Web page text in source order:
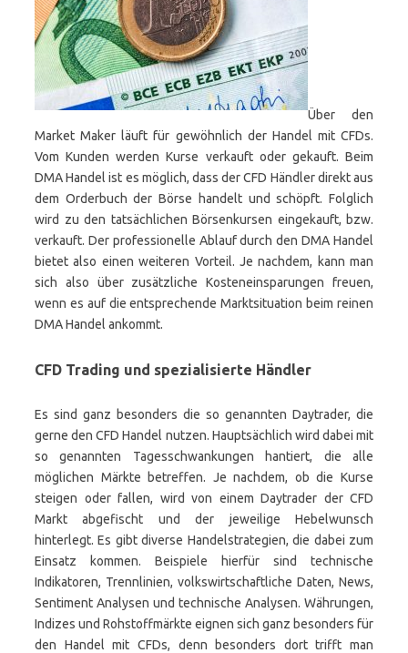
Über den
Market Maker läuft für gewöhnlich der Handel mit CFDs.
Vom Kunden werden Kurse verkauft oder gekauft. Beim
DMA Handel ist es möglich, dass der CFD Händler direkt aus
dem Orderbuch der Börse handelt und schöpft. Folglich
wird zu den tatsächlichen Börsenkursen eingekauft, bzw.
verkauft. Der professionelle Ablauf durch den DMA Handel
bietet also einen weiteren Vorteil. Je nachdem, kann man
sich also über zusätzliche Kosteneinsparungen freuen,
wenn es auf die entsprechende Marktsituation beim reinen
DMA Handel ankommt.
CFD Trading und spezialisierte Händler
Es sind ganz besonders die so genannten Daytrader, die
gerne den CFD Handel nutzen. Hauptsächlich wird dabei mit
so genannten Tagesschwankungen hantiert, die alle
möglichen Märkte betreffen. Je nachdem, ob die Kurse
steigen oder fallen, wird von einem Daytrader der CFD
Markt abgefischt und der jeweilige Hebelwunsch
hinterlegt. Es gibt diverse Handelstrategien, die dabei zum
Einsatz kommen. Beispiele hierfür sind technische
Indikatoren, Trennlinien, volkswirtschaftliche Daten, News,
Sentiment Analysen und technische Analysen. Währungen,
Indizes und Rohstoffmärkte eignen sich ganz besonders für
den Handel mit CFDs, denn besonders dort trifft man